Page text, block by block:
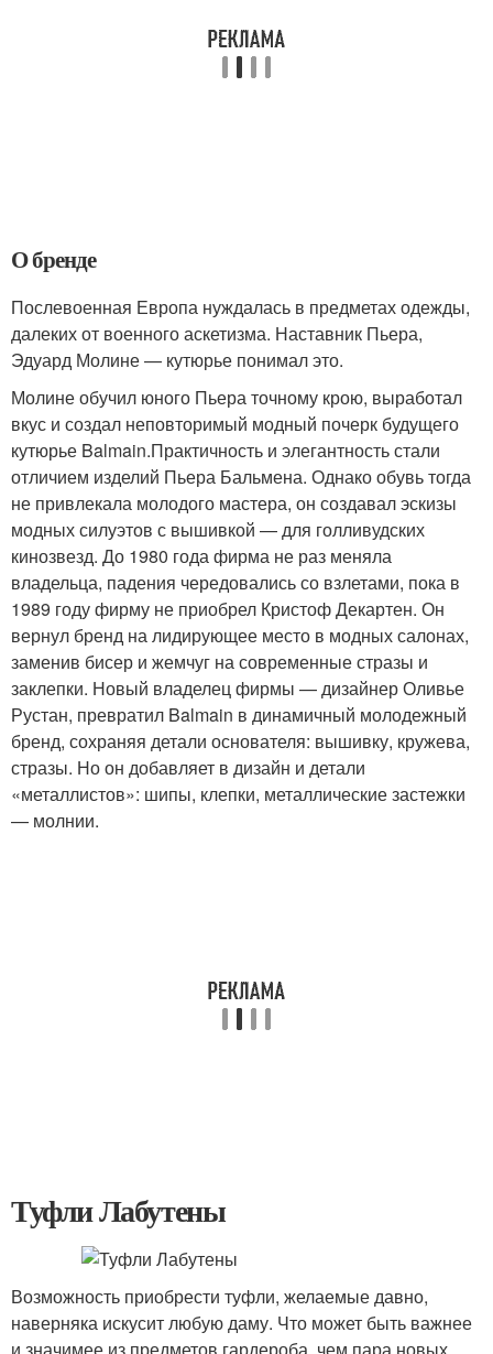
О бренде
Послевоенная Европа нуждалась в предметах одежды,
далеких от военного аскетизма. Наставник Пьера,
Эдуард Молине — кутюрье понимал это.
Молине обучил юного Пьера точному крою, выработал
вкус и создал неповторимый модный почерк будущего
кутюрье Balmain.Практичность и элегантность стали
отличием изделий Пьера Бальмена. Однако обувь тогда
не привлекала молодого мастера, он создавал эскизы
модных силуэтов с вышивкой — для голливудских
кинозвезд. До 1980 года фирма не раз меняла
владельца, падения чередовались со взлетами, пока в
1989 году фирму не приобрел Кристоф Декартен. Он
вернул бренд на лидирующее место в модных салонах,
заменив бисер и жемчуг на современные стразы и
заклепки. Новый владелец фирмы — дизайнер Оливье
Рустан, превратил Balmain в динамичный молодежный
бренд, сохраняя детали основателя: вышивку, кружева,
стразы. Но он добавляет в дизайн и детали
«металлистов»: шипы, клепки, металлические застежки
— молнии.
Туфли Лабутены
Возможность приобрести туфли, желаемые давно,
наверняка искусит любую даму. Что может быть важнее